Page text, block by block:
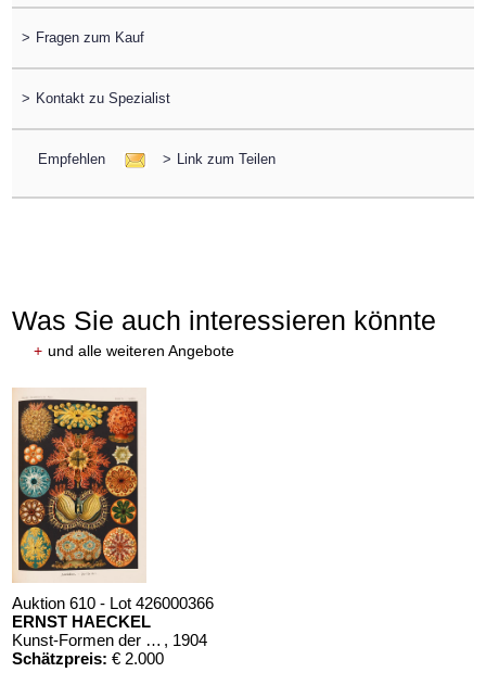
> Fragen zum Kauf
> Kontakt zu Spezialist
Empfehlen > Link zum Teilen
Was Sie auch interessieren könnte
+ und alle weiteren Angebote
Auktion 610 - Lot 426000366
ERNST HAECKEL
Kunst-Formen der Natur. 10 Hefte und Supplement in 1 Band , 1904
Schätzpreis: € 2.000